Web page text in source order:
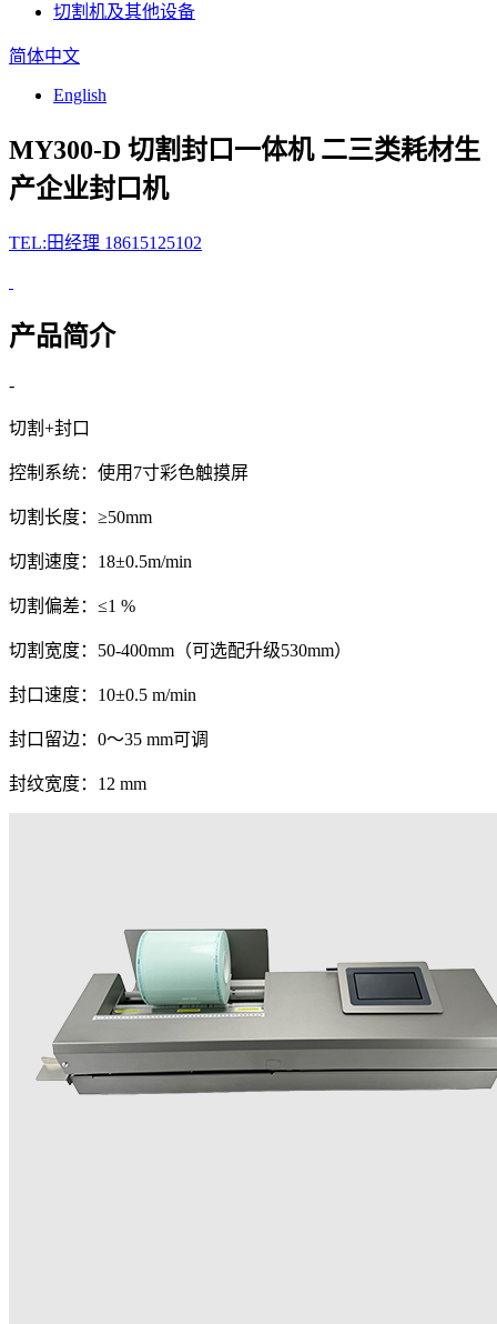
切割机及其他设备
简体中文
English
MY300-D 切割封口一体机 二三类耗材生
产企业封口机
TEL:田经理 18615125102
产品简介
-
切割+封口
控制系统：使用7寸彩色触摸屏
切割长度：≥50mm
切割速度：18±0.5m/min
切割偏差：≤1 %
切割宽度：50-400mm（可选配升级530mm）
封口速度：10±0.5 m/min
封口留边：0～35 mm可调
封纹宽度：12 mm